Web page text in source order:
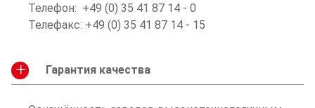
Телефон: +49 (0) 35 41 87 14 - 0
Телефакс: +49 (0) 35 41 87 14 - 15
Гарантия качества